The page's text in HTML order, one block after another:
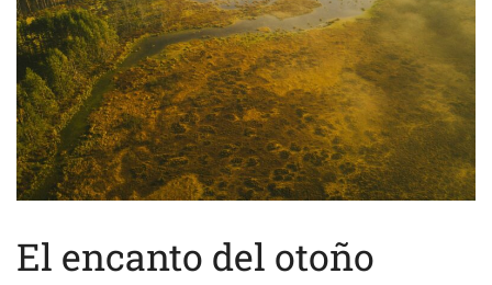
El encanto del otoño